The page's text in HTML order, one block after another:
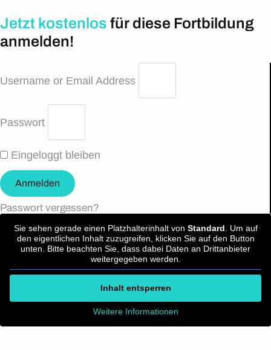
Jetzt kostenlos für diese Fortbildung
anmelden!
Username or Email Address
Passwort
Eingeloggt bleiben
Anmelden
Passwort vergessen?
Sie sehen gerade einen Platzhalterinhalt von Standard . Um auf
den eigentlichen Inhalt zuzugreifen, klicken Sie auf den Button
unten. Bitte beachten Sie, dass dabei Daten an Drittanbieter
weitergegeben werden.
Inhalt entsperren
Weitere Informationen